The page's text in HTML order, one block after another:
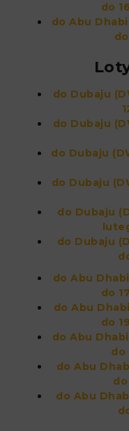
do
do Abu Dhabi
do Dubaju
do Dubaju
do Dubaju
do Dubaju
do Dubaju
do Dubaju
do Abu
do
do Abu
do
do Abu
do
do Abu
do Abu